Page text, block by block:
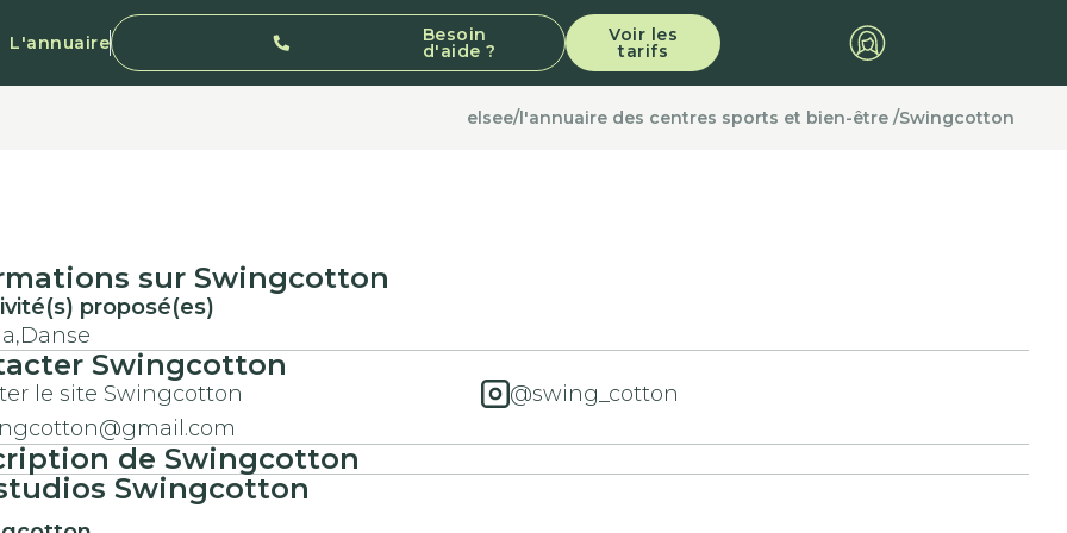
L'annuaire Besoin
d'aide ?
Voir les
tarifs
elsee/l'annuaire des centres sports et bien-être /Swingcotton
sur Swingcotton
proposé(es)
Danse
Swingcotton
le site Swingcotton
@swing_cotton
de Swingcotton
Swingcotton